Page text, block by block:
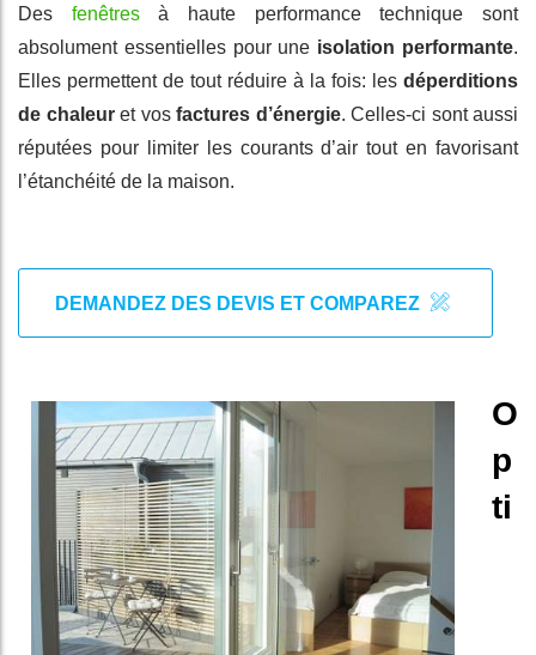
Des fenêtresà haute performance technique sont
absolument essentielles pour une isolation performante.
Elles permettent de tout réduire à la fois: les déperditions
de chaleuret vos factures d’énergie. Celles-ci sont aussi
réputées pour limiter les courants d’air tout en favorisant
l’étanchéité de la maison.
DEMANDEZ DES DEVIS ET COMPAREZ
O
p
ti